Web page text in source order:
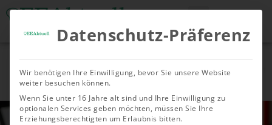
Nachhaltige
Investments
Allgemein Bioenergie
Datenschutz-Präferenz
Wir benötigen Ihre Einwilligung, bevor Sie unsere Website
weiter besuchen können.
Wenn Sie unter 16 Jahre alt sind und Ihre Einwilligung zu
optionalen Services geben möchten, müssen Sie Ihre
Erziehungsberechtigten um Erlaubnis bitten.